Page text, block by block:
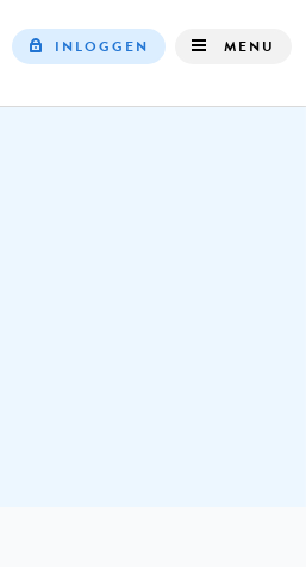
INLOGGEN MENU